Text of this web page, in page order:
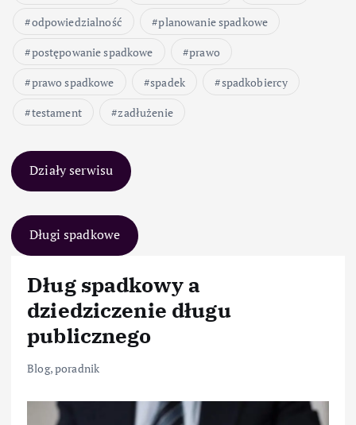
odpowiedzialność
planowanie spadkowe
postępowanie spadkowe
prawo
prawo spadkowe
spadek
spadkobiercy
testament
zadłużenie
Działy serwisu
Długi spadkowe
Dług spadkowy a
dziedziczenie długu
publicznego
Blog,poradnik